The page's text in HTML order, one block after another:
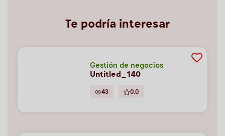
Te podría interesar
Gestión de negocios
Untitled_140
43 0.0